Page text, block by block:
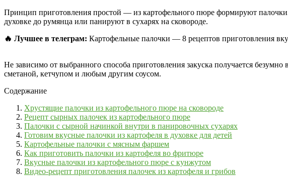
Принцип приготовления простой — из картофельного пюре формируют
духовке до румянца или панируют в сухарях на сковороде.
🔥 Лучшее в телеграм: Картофельные палочки — 8 рецептов приготовления
Не зависимо от выбранного способа приготовления закуска получается
сметаной, кетчупом и любым другим соусом.
Содержание
Хрустящие палочки из картофельного пюре на сковороде
Рецепт сырных палочек из картофельного пюре
Палочки с сырной начинкой внутри в панировочных сухарях
Готовим вкусные палочки из картофеля в духовке для детей
Картофельные палочки с мясным фаршем
Как приготовить палочки из картофеля во фритюре
Вкусные палочки из картофельного пюре с кунжутом
Видео-рецепт приготовления палочек из картофеля и грибов